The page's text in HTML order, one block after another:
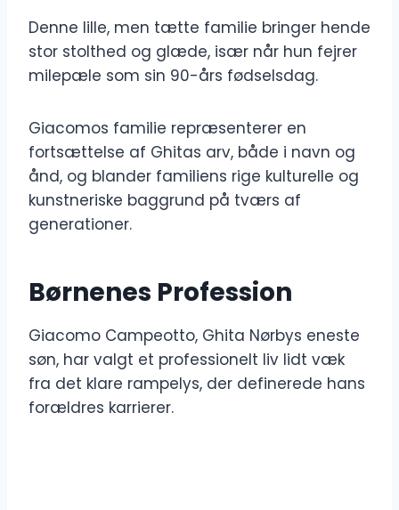
Denne lille, men tætte familie bringer hende
stor stolthed og glæde, især når hun fejrer
milepæle som sin 90-års fødselsdag.
Giacomos familie repræsenterer en
fortsættelse af Ghitas arv, både i navn og
ånd, og blander familiens rige kulturelle og
kunstneriske baggrund på tværs af
generationer.
Børnenes Profession
Giacomo Campeotto, Ghita Nørbys eneste
søn, har valgt et professionelt liv lidt væk
fra det klare rampelys, der definerede hans
forældres karrierer.